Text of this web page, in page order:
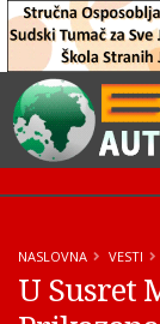
NASLOVNA VESTI
U Susret